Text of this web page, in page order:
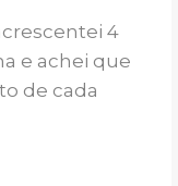
4
e achei que
de cada